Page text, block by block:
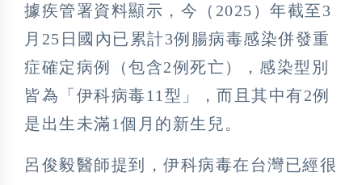
據疾管署資料顯示，今（2025）年截至3
月25日國內已累計3例腸病毒感染併發重
症確定病例（包含2例死亡），感染型別
皆為「伊科病毒11型」，而且其中有2例
是出生未滿1個月的新生兒。
呂俊毅醫師提到，伊科病毒在台灣已經很